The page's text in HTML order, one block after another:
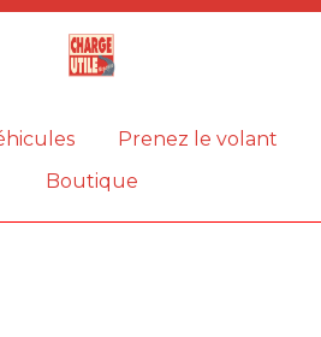
Prenez le volant
Boutique